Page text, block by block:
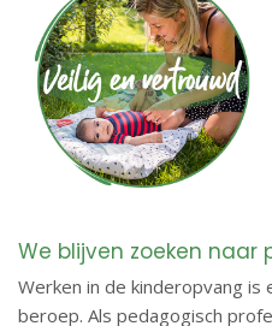
We blijven zoeken naar
Werken in de kinderopvang is
beroep. Als pedagogisch